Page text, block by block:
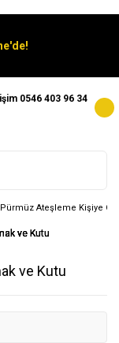
0546 403 96 34
Pürmüz Ateşleme Kişiye
ve Kutu